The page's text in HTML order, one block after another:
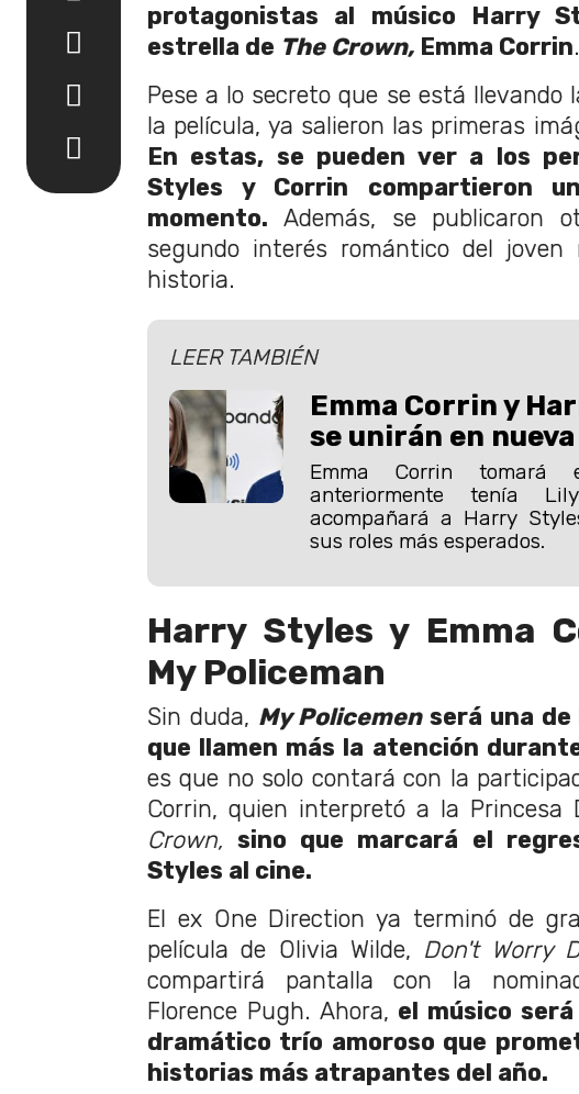
protagonistas al músico Harry
estrella de The Crown, Emma Corrin.
Pese a lo secreto que se está llevando
la película, ya salieron las primeras
En estas, se pueden ver a los
Styles y Corrin compartieron
momento. Además, se publicaron
segundo interés romántico del joven
historia.
LEER TAMBIÉN
Emma Corrin y
se unirán en
Emma Corrin
anteriormente tenía
acompañará a Harry
sus roles más esperados.
Harry Styles y Emma
My Policeman
Sin duda, My Policemen será una de
que llamen más la atención
es que no solo contará con la
Corrin, quien interpretó a la Princesa
Crown,sino que marcará el
Styles al cine.
El ex One Direction ya terminó de
película de Olivia Wilde, Don't Worry
compartirá pantalla con la
Florence Pugh. Ahora, el músico
dramático trío amoroso que
historias más atrapantes del año.